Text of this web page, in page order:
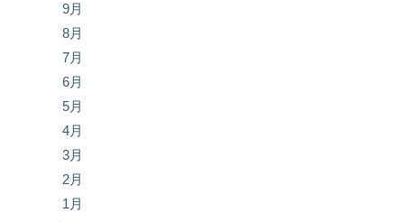
9月
8月
7月
6月
5月
4月
3月
2月
1月